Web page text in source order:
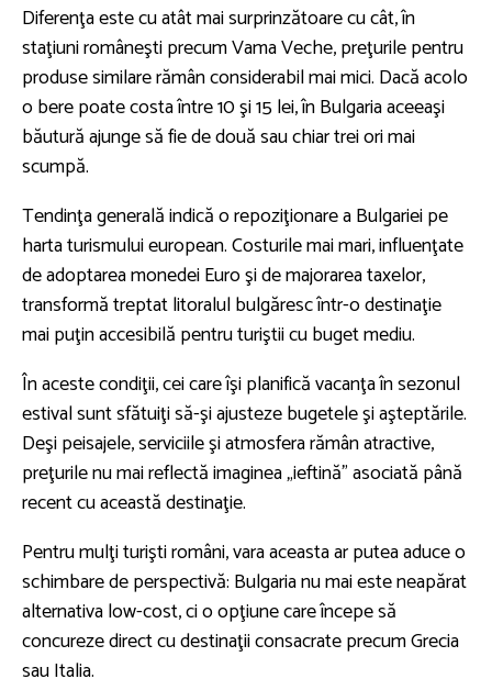
Diferenţa este cu atât mai surprinzătoare cu cât, în
staţiuni româneşti precum Vama Veche, preţurile pentru
produse similare rămân considerabil mai mici. Dacă acolo
o bere poate costa între 10 şi 15 lei, în Bulgaria aceeaşi
băutură ajunge să fie de două sau chiar trei ori mai
scumpă.
Tendinţa generală indică o repoziţionare a Bulgariei pe
harta turismului european. Costurile mai mari, influenţate
de adoptarea monedei Euro şi de majorarea taxelor,
transformă treptat litoralul bulgăresc într-o destinaţie
mai puţin accesibilă pentru turiştii cu buget mediu.
În aceste condiţii, cei care îşi planifică vacanţa în sezonul
estival sunt sfătuiţi să-şi ajusteze bugetele şi aşteptările.
Deşi peisajele, serviciile şi atmosfera rămân atractive,
preţurile nu mai reflectă imaginea „ieftină” asociată până
recent cu această destinaţie.
Pentru mulţi turişti români, vara aceasta ar putea aduce o
schimbare de perspectivă: Bulgaria nu mai este neapărat
alternativa low-cost, ci o opţiune care începe să
concureze direct cu destinaţii consacrate precum Grecia
sau Italia.